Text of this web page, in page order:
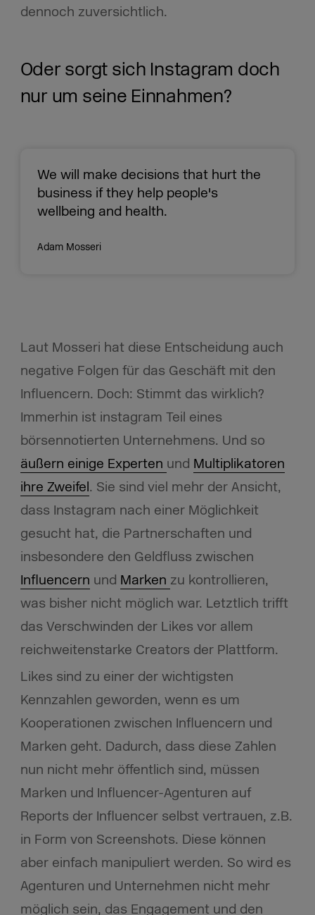
dennoch zuversichtlich.
Oder sorgt sich Instagram doch
nur um seine Einnahmen?
We will make decisions that hurt the
business if they help people's
wellbeing and health.
Adam Mosseri
Laut Mosseri hat diese Entscheidung auch
negative Folgen für das Geschäft mit den
Influencern. Doch: Stimmt das wirklich?
Immerhin ist instagram Teil eines
börsennotierten Unternehmens. Und so
äußern einige Experten und Multiplikatoren
ihre Zweifel. Sie sind viel mehr der Ansicht,
dass Instagram nach einer Möglichkeit
gesucht hat, die Partnerschaften und
insbesondere den Geldfluss zwischen
Influencern und Marken zu kontrollieren,
was bisher nicht möglich war. Letztlich trifft
das Verschwinden der Likes vor allem
reichweitenstarke Creators der Plattform.
Likes sind zu einer der wichtigsten
Kennzahlen geworden, wenn es um
Kooperationen zwischen Influencern und
Marken geht. Dadurch, dass diese Zahlen
nun nicht mehr öffentlich sind, müssen
Marken und Influencer-Agenturen auf
Reports der Influencer selbst vertrauen, z.B.
in Form von Screenshots. Diese können
aber einfach manipuliert werden. So wird es
Agenturen und Unternehmen nicht mehr
möglich sein, das Engagement und den